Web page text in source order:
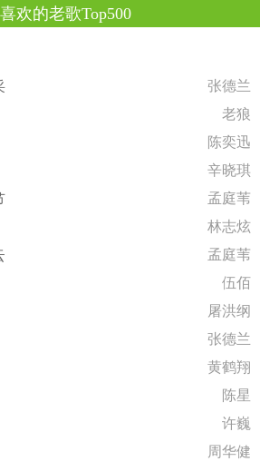
欢的老歌Top500
张德兰
老狼
陈奕迅
辛晓琪
孟庭苇
林志炫
孟庭苇
伍佰
屠洪纲
张德兰
黄鹤翔
陈星
许巍
周华健